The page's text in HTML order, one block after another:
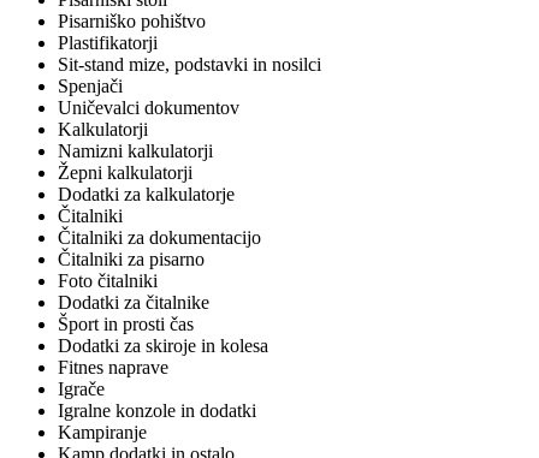
Pisarniško pohištvo
Plastifikatorji
Sit-stand mize, podstavki in nosilci
Spenjači
Uničevalci dokumentov
Kalkulatorji
Namizni kalkulatorji
Žepni kalkulatorji
Dodatki za kalkulatorje
Čitalniki
Čitalniki za dokumentacijo
Čitalniki za pisarno
Foto čitalniki
Dodatki za čitalnike
Šport in prosti čas
Dodatki za skiroje in kolesa
Fitnes naprave
Igrače
Igralne konzole in dodatki
Kampiranje
Kamp dodatki in ostalo